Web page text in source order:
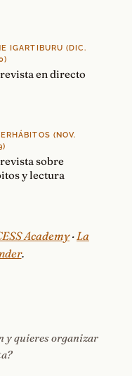
IGARTIBURU (DIC.
en directo
(NOV.
sobre
y lectura
Academy·La
.
y quieres organizar